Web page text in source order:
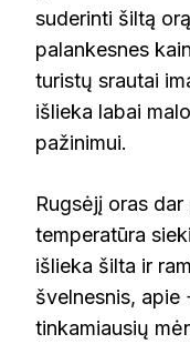
suderinti šiltą
palankesnes
turistų srautai
išlieka labai
pažinimui.
Rugsėjį oras
temperatūra
išlieka šilta ir
švelnesnis, apie
tinkamiausių